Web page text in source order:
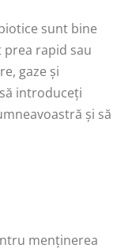
sunt bine
rapid sau
gaze și
introduceți
și să
menținerea